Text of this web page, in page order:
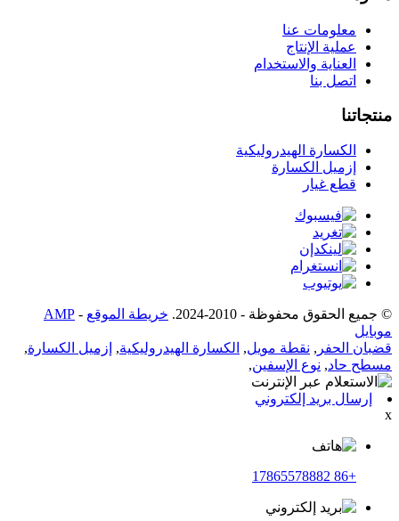
معلومات عنا
عملية الإنتاج
العناية والاستخدام
اتصل بنا
منتجاتنا
الكسارة الهيدروليكية
إزميل الكسارة
قطع غيار
© جميع الحقوق محفوظة - 2010-2024. خريطة الموقع -
AMP
موبايل
قضبان الحفر , نقطة مويل, الكسارة الهيدروليكية, إزميل الكسارة,
مسطح حاد, نوع الإسفين,
إرسال بريد إلكتروني
x
+86 17865578882